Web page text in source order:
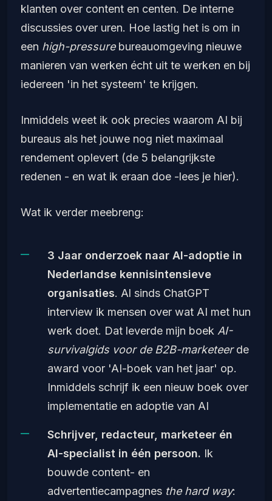
klanten over content en centen. De interne
discussies over uren. Hoe lastig het is om in
een high-pressurebureauomgeving nieuwe
manieren van werken écht uit te werken en bij
iedereen 'in het systeem' te krijgen.
Inmiddels weet ik ook precies waarom AI bij
bureaus als het jouwe nog niet maximaal
rendement oplevert (de 5 belangrijkste
redenen - en wat ik eraan doe -lees je hier).
Wat ik verder meebreng:
3 Jaar onderzoek naar AI-adoptie in
Nederlandse kennisintensieve
organisaties. Al sinds ChatGPT
interview ik mensen over wat AI met hun
werk doet. Dat leverde mijn boek AI-
survivalgids voor de B2B-marketeerde
award voor 'AI-boek van het jaar' op.
Inmiddels schrijf ik een nieuw boek over
implementatie en adoptie van AI
Schrijver, redacteur, marketeer én
AI-specialist in één persoon. Ik
bouwde content- en
advertentiecampagnes the hard way: